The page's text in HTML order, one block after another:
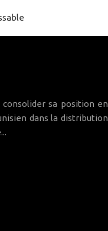
consolider sa position en
dans la distribution